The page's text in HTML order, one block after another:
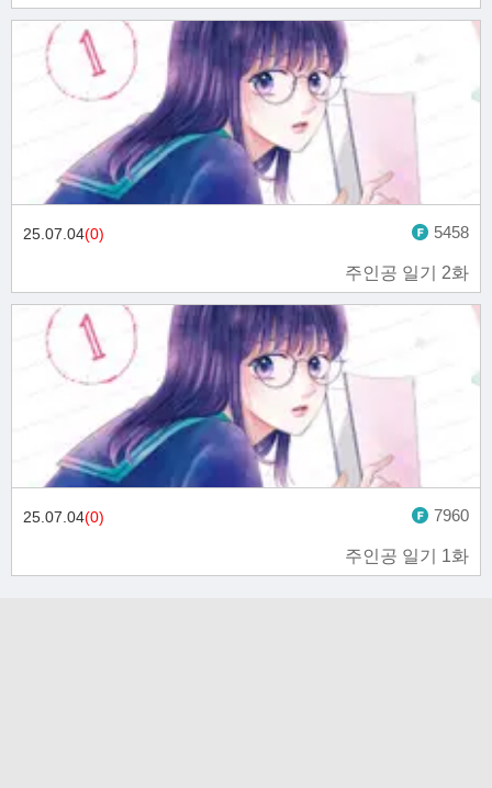
주인공 일기 2화
25.07.04(0) 5458
주인공 일기 1화
25.07.04(0) 7960